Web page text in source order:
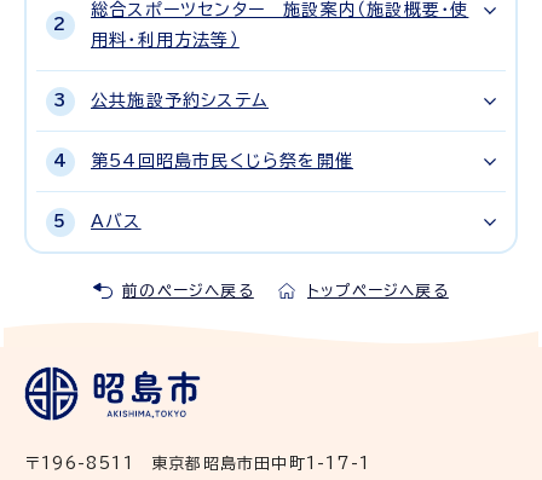
総合スポーツセンター 施設案内（施設概要・使
用料・利用方法等）
公共施設予約システム
第54回昭島市民くじら祭を開催
Aバス
前のページへ戻る トップページへ戻る
〒196-8511 東京都昭島市田中町1-17-1